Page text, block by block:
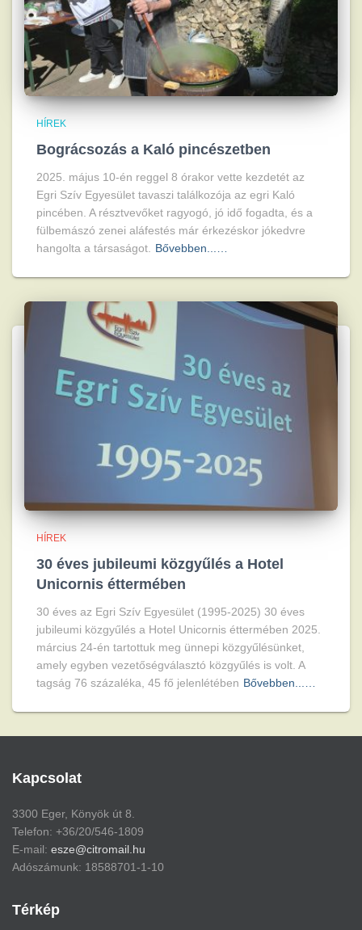
HÍREK
Bográcsozás a Kaló pincészetben
2025. május 10-én reggel 8 órakor vette kezdetét az
Egri Szív Egyesület tavaszi találkozója az egri Kaló
pincében. A résztvevőket ragyogó, jó idő fogadta, és a
fülbemászó zenei aláfestés már érkezéskor jókedvre
hangolta a társaságot. Bővebben...…
HÍREK
30 éves jubileumi közgyűlés a Hotel
Unicornis éttermében
30 éves az Egri Szív Egyesület (1995-2025) 30 éves
jubileumi közgyűlés a Hotel Unicornis éttermében 2025.
március 24-én tartottuk meg ünnepi közgyűlésünket,
amely egyben vezetőségválasztó közgyűlés is volt. A
tagság 76 százaléka, 45 fő jelenlétében Bővebben...…
Kapcsolat
3300 Eger, Könyök út 8.
Telefon: +36/20/546-1809
E-mail: esze@citromail.hu
Adószámunk: 18588701-1-10
Térkép